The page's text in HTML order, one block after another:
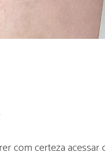
com certeza acessar